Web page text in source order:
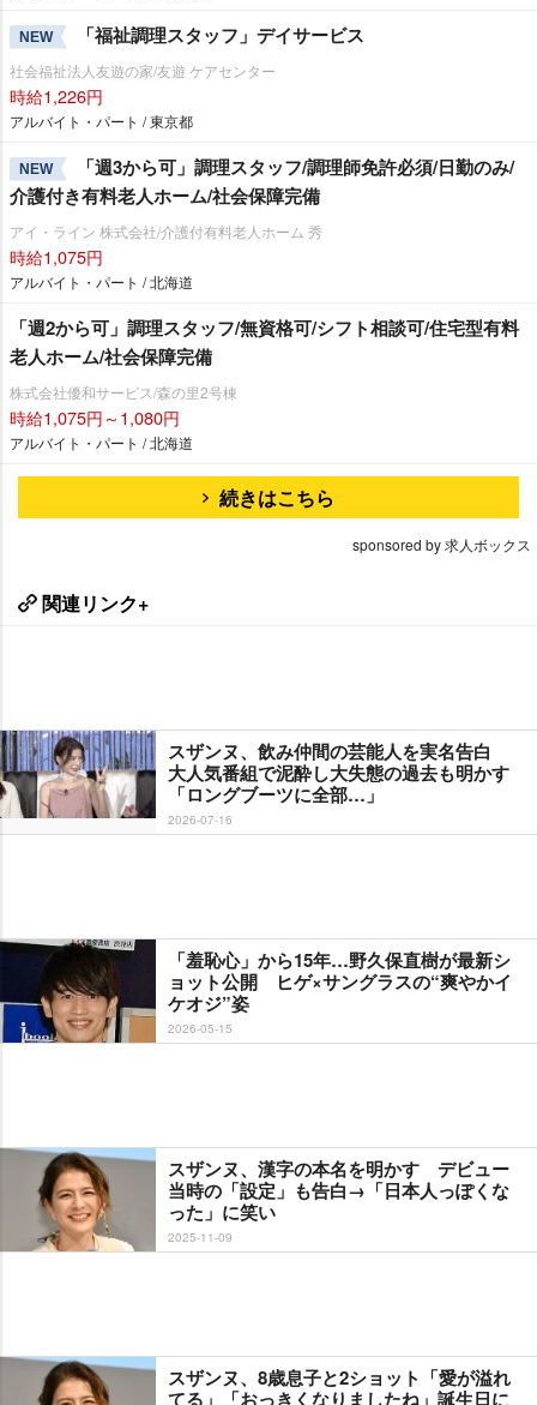
NEW 「福祉調理スタッフ」デイサービス
社会福祉法人友遊の家/友遊 ケアセンター
時給1,226円
アルバイト・パート / 東京都
NEW
「週3から可」調理スタッフ/調理師免許必須/日勤のみ/
介護付き有料老人ホーム/社会保障完備
アイ・ライン 株式会社/介護付有料老人ホーム 秀
時給1,075円
アルバイト・パート / 北海道
「週2から可」調理スタッフ/無資格可/シフト相談可/住宅型有料
老人ホーム/社会保障完備
株式会社優和サービス/森の里2号棟
時給1,075円～1,080円
アルバイト・パート / 北海道
続きはこちら
sponsored by 求人ボックス
関連リンク+
スザンヌ、飲み仲間の芸能人を実名告白
大人気番組で泥酔し大失態の過去も明かす
「ロングブーツに全部…」
2026-07-16
「羞恥心」から15年…野久保直樹が最新シ
ョット公開 ヒゲ×サングラスの“爽やかイ
ケオジ”姿
2026-05-15
スザンヌ、漢字の本名を明かす デビュー
当時の「設定」も告白→「日本人っぽくな
った」に笑い
2025-11-09
スザンヌ、8歳息子と2ショット「愛が溢れ
てる」「おっきくなりましたね」誕生日に